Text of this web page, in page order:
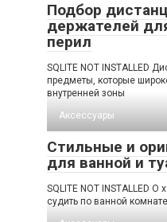
Подбор
держателей
перил
SQLITE NOT INSTALLED
предметы, которые
внутренней зоны
Аксессуары
Стильные и
для ванной и
SQLITE NOT INSTALLED
судить по ванной